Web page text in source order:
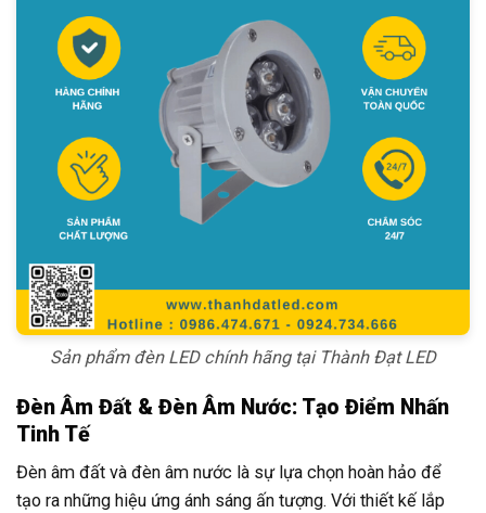
Sản phẩm đèn LED chính hãng tại Thành Đạt LED
Đèn Âm Đất & Đèn Âm Nước: Tạo Điểm Nhấn
Tinh Tế
Đèn âm đất và đèn âm nước là sự lựa chọn hoàn hảo để
tạo ra những hiệu ứng ánh sáng ấn tượng. Với thiết kế lắp